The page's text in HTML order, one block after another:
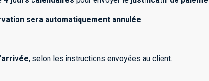
sera automatiquement annulée.
, selon les instructions envoyées au client.